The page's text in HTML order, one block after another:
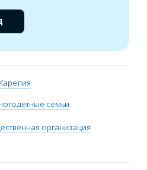
семьи
организация